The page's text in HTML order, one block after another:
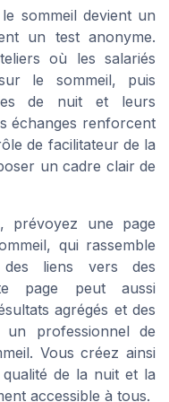
sommeil devient un
un test anonyme.
où les salariés
le sommeil, puis
de nuit et leurs
échanges renforcent
de facilitateur de la
un cadre clair de
prévoyez une page
qui rassemble
liens vers des
page peut aussi
agrégés et des
un professionnel de
Vous créez ainsi
de la nuit et la
accessible à tous.